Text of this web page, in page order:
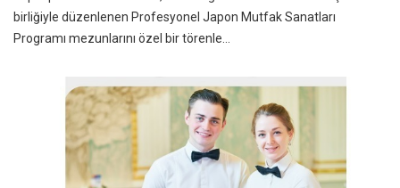
birliğiyle düzenlenen Profesyonel Japon Mutfak Sanatları
Programı mezunlarını özel bir törenle...